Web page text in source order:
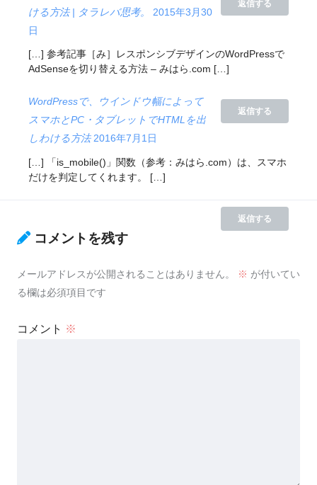
返信する
ける方法 | タラレバ思考。
2015年3月30
日
[…] 参考記事［み］レスポンシブデザインのWordPressで
AdSenseを切り替える方法 – みはら.com […]
返信する
WordPressで、ウインドウ幅によって
スマホとPC・タブレットでHTMLを出
しわける方法 2016年7月1日
[…] 「is_mobile()」関数（参考：みはら.com）は、スマホ
だけを判定してくれます。 […]
返信する
コメントを残す
メールアドレスが公開されることはありません。 ※ が付いてい
る欄は必須項目です
コメント ※